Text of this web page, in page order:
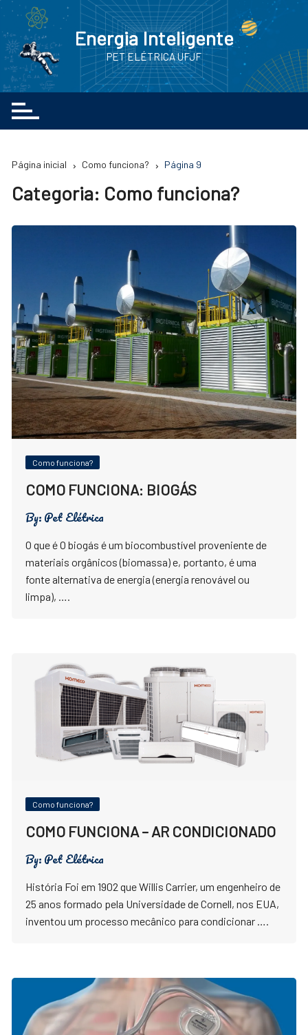
Ir
conteúdo
Energia Inteligente
PET ELÉTRICA UFJF
Página inicial Como funciona? Página 9
Categoria: Como funciona?
Como funciona?
COMO FUNCIONA: BIOGÁS
By:Pet Elétrica
O que é O biogás é um biocombustível proveniente de
materiais orgânicos (biomassa) e, portanto, é uma
fonte alternativa de energia (energia renovável ou
limpa), ….
Como funciona?
COMO FUNCIONA – AR CONDICIONADO
By:Pet Elétrica
História Foi em 1902 que Willis Carrier, um engenheiro de
25 anos formado pela Universidade de Cornell, nos EUA,
inventou um processo mecânico para condicionar ….